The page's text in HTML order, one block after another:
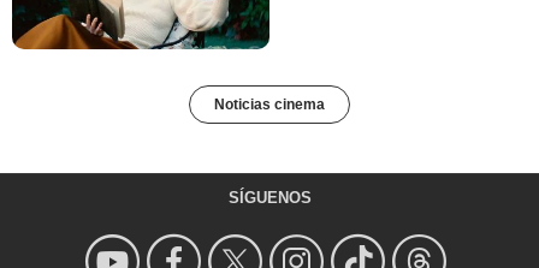
Noticias cinema
SÍGUENOS